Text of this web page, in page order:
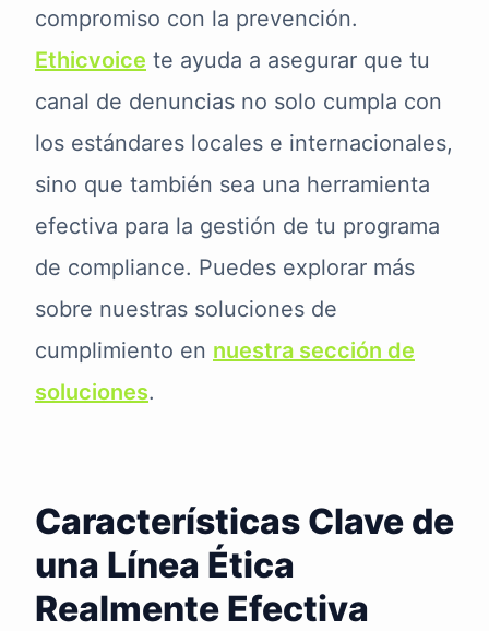
compromiso con la prevención.
Ethicvoice te ayuda a asegurar que tu
canal de denuncias no solo cumpla con
los estándares locales e internacionales,
sino que también sea una herramienta
efectiva para la gestión de tu programa
de compliance. Puedes explorar más
sobre nuestras soluciones de
cumplimiento en nuestra sección de
soluciones.
Características Clave de
una Línea Ética
Realmente Efectiva